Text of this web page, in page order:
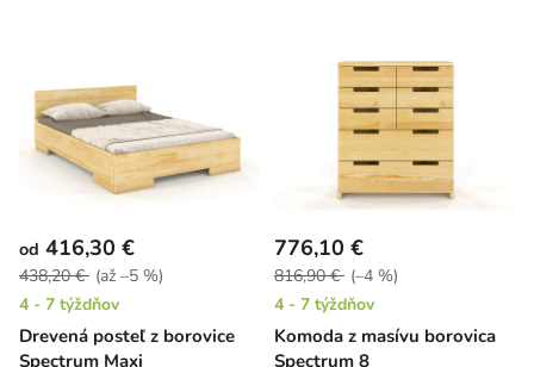
Drevená posteľ z borovice
Spectrum Maxi
od 416,30 €
438,20 € (až –5 %)
4 - 7 týždňov
Komoda z masívu borovica
Spectrum 8
776,10 €
816,90 € (–4 %)
4 - 7 týždňov